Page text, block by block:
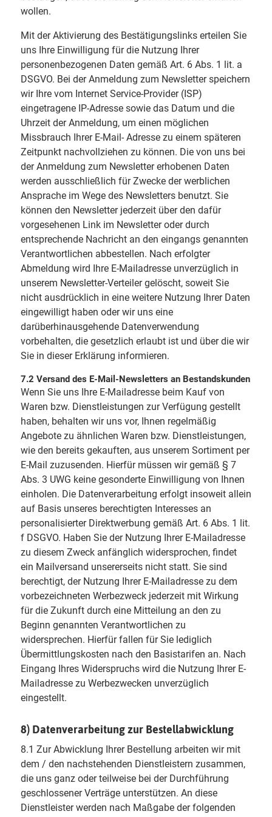
wollen.
Mit der Aktivierung des Bestätigungslinks erteilen Sie
uns Ihre Einwilligung für die Nutzung Ihrer
personenbezogenen Daten gemäß Art. 6 Abs. 1 lit. a
DSGVO. Bei der Anmeldung zum Newsletter speichern
wir Ihre vom Internet Service-Provider (ISP)
eingetragene IP-Adresse sowie das Datum und die
Uhrzeit der Anmeldung, um einen möglichen
Missbrauch Ihrer E-Mail- Adresse zu einem späteren
Zeitpunkt nachvollziehen zu können. Die von uns bei
der Anmeldung zum Newsletter erhobenen Daten
werden ausschließlich für Zwecke der werblichen
Ansprache im Wege des Newsletters benutzt. Sie
können den Newsletter jederzeit über den dafür
vorgesehenen Link im Newsletter oder durch
entsprechende Nachricht an den eingangs genannten
Verantwortlichen abbestellen. Nach erfolgter
Abmeldung wird Ihre E-Mailadresse unverzüglich in
unserem Newsletter-Verteiler gelöscht, soweit Sie
nicht ausdrücklich in eine weitere Nutzung Ihrer Daten
eingewilligt haben oder wir uns eine
darüberhinausgehende Datenverwendung
vorbehalten, die gesetzlich erlaubt ist und über die wir
Sie in dieser Erklärung informieren.
7.2 Versand des E-Mail-Newsletters an Bestandskunden
Wenn Sie uns Ihre E-Mailadresse beim Kauf von
Waren bzw. Dienstleistungen zur Verfügung gestellt
haben, behalten wir uns vor, Ihnen regelmäßig
Angebote zu ähnlichen Waren bzw. Dienstleistungen,
wie den bereits gekauften, aus unserem Sortiment per
E-Mail zuzusenden. Hierfür müssen wir gemäß § 7
Abs. 3 UWG keine gesonderte Einwilligung von Ihnen
einholen. Die Datenverarbeitung erfolgt insoweit allein
auf Basis unseres berechtigten Interesses an
personalisierter Direktwerbung gemäß Art. 6 Abs. 1 lit.
f DSGVO. Haben Sie der Nutzung Ihrer E-Mailadresse
zu diesem Zweck anfänglich widersprochen, findet
ein Mailversand unsererseits nicht statt. Sie sind
berechtigt, der Nutzung Ihrer E-Mailadresse zu dem
vorbezeichneten Werbezweck jederzeit mit Wirkung
für die Zukunft durch eine Mitteilung an den zu
Beginn genannten Verantwortlichen zu
widersprechen. Hierfür fallen für Sie lediglich
Übermittlungskosten nach den Basistarifen an. Nach
Eingang Ihres Widerspruchs wird die Nutzung Ihrer E-
Mailadresse zu Werbezwecken unverzüglich
eingestellt.
8) Datenverarbeitung zur Bestellabwicklung
8.1 Zur Abwicklung Ihrer Bestellung arbeiten wir mit
dem / den nachstehenden Dienstleistern zusammen,
die uns ganz oder teilweise bei der Durchführung
geschlossener Verträge unterstützen. An diese
Dienstleister werden nach Maßgabe der folgenden